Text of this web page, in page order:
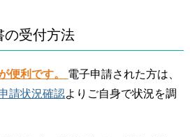
の受付方法
便利です。
電子申請された方は、
請状況確認よりご自身で状況を調